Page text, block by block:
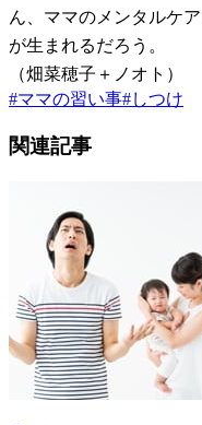
ん、ママのメンタルケ
が生まれるだろう。
（畑菜穂子＋ノオト）
#ママの習い事#しつけ
関連記事